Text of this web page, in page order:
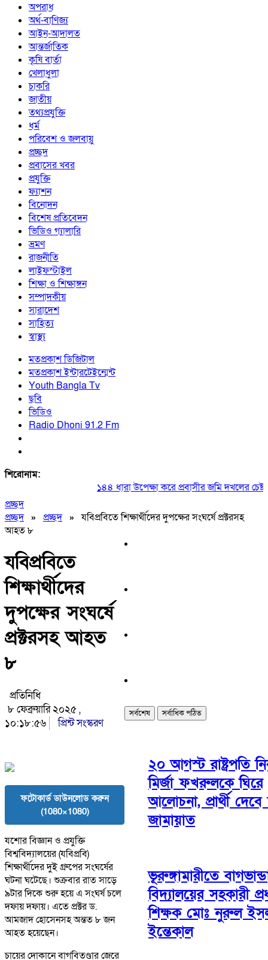
অপরাধ
অর্থ-বাণিজ্য
আইন-আদালত
আন্তর্জাতিক
কৃষি বার্তা
খেলাধুলা
চাকরি
জাতীয়
তথ্যপ্রযুক্তি
ধর্ম
পরিবেশ ও জলবায়ু
প্রচ্ছদ
প্রবাসের খবর
প্রযুক্তি
ফ্যাশন
বিনোদন
বিশেষ প্রতিবেদন
ভিডিও গ্যালারি
ভ্রমণ
রাজনীতি
লাইফস্টাইল
শিক্ষা ও শিক্ষাঙ্গন
সম্পাদকীয়
সারাদেশ
সাহিত্য
স্বাস্থ্য
মতপ্রকাশ ডিজিটাল
মতপ্রকাশ ইন্টারটেইন্মেন্ট
Youth Bangla Tv
ছবি
ভিডিও
Radio Dhoni 91.2 Fm
শিরোনাম:
১৪৪ ধারা উপেক্ষা করে প্রবাসীর জমি দখলের চেষ্টা
প্রচ্ছদ
প্রচ্ছদ» প্রচ্ছদ»যবিপ্রবিতে শিক্ষার্থীদের দুপক্ষের সংঘর্ষে প্রক্টরসহ
আহত ৮
যবিপ্রবিতে
শিক্ষার্থীদের
দুপক্ষের সংঘর্ষে
প্রক্টরসহ আহত
৮
প্রতিনিধি
৮ ফেব্রুয়ারি ২০২৫ ,
১০:১৮:৫৬
প্রিন্ট সংস্করণ
ফটোকার্ড ডাউনলোড করুন
(1080×1080)
যশোর বিজ্ঞান ও প্রযুক্তি
বিশ্ববিদ্যালয়ের (যবিপ্রবি)
শিক্ষার্থীদের দুই গ্রুপের সংঘর্ষের
ঘটনা ঘটেছে। শুক্রবার রাত সাড়ে
৯টার দিকে শুরু হয়ে এ সংঘর্ষ চলে
দফায় দফায়। এতে প্রক্টর ড.
আমজাদ হোসেনসহ অন্তত ৮ জন
আহত হয়েছেন।
চায়ের দোকানে বাগবিতণ্ডার জেরে
সর্বশেষ সর্বাধিক পঠিত
২০ আগস্ট রাষ্ট্রপতি
মির্জা ফখরুলকে ঘিরে
আলোচনা, প্রার্থী দেবে
জামায়াত
ভূরুঙ্গামারীতে
বিদ্যালয়ের সহকারী
শিক্ষক মোঃ নুরুল
ইন্তেকাল